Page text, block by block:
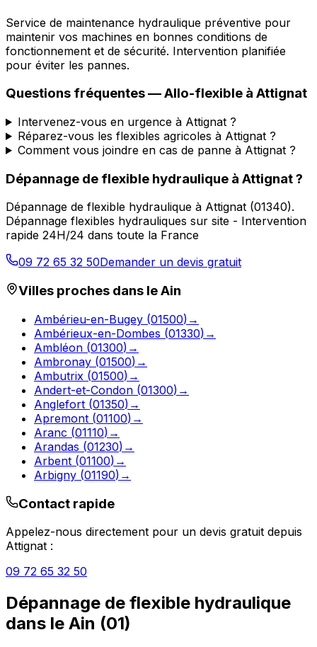
Service de maintenance hydraulique préventive pour
maintenir vos machines en bonnes conditions de
fonctionnement et de sécurité. Intervention planifiée
pour éviter les pannes.
Questions fréquentes —Allo-flexible à Attignat
Intervenez-vous en urgence à Attignat ?
Réparez-vous les flexibles agricoles à Attignat ?
Comment vous joindre en cas de panne à Attignat ?
Dépannage de flexible hydraulique à Attignat?
Dépannage de flexible hydraulique à Attignat (01340).
Dépannage flexibles hydrauliques sur site - Intervention
rapide 24H/24 dans toute la France
09 72 65 32 50Demander un devis gratuit
Villes proches dans leAin
Ambérieu-en-Bugey (01500) →
Ambérieux-en-Dombes (01330) →
Ambléon (01300) →
Ambronay (01500) →
Ambutrix (01500) →
Andert-et-Condon (01300) →
Anglefort (01350) →
Apremont (01100) →
Aranc (01110) →
Arandas (01230) →
Arbent (01100) →
Arbigny (01190) →
Contact rapide
Appelez-nous directement pour un devis gratuit depuis
Attignat :
09 72 65 32 50
Dépannage de flexible hydraulique
dans le Ain (01)